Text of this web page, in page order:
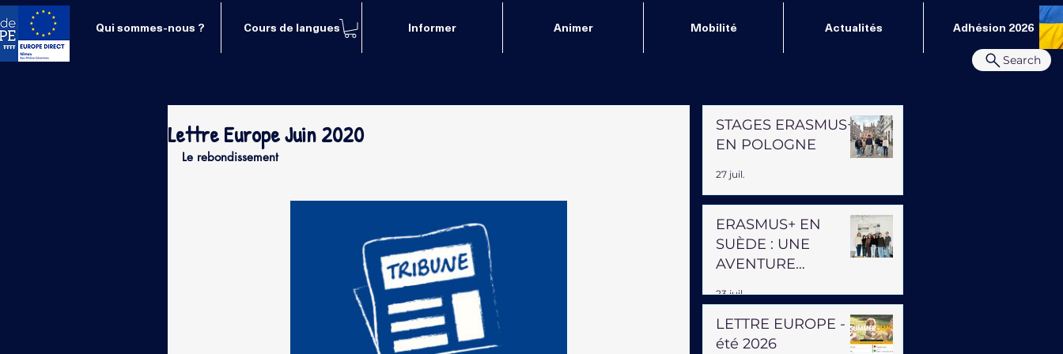
Search
Qui sommes-nous ? Cours de langues Informer Animer Mobilité Actualités Adhésion 2026
Lettre Europe Juin 2020
Le rebondissement
STAGES ERASMUS+
EN POLOGNE
27 juil.
ERASMUS+ EN
SUÈDE : UNE
AVENTURE
ET HUMAINE
23 juil.
LETTRE EUROPE -
été 2026